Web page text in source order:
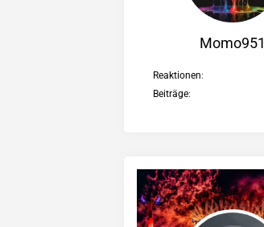
Momo951
Reaktionen
Beiträge